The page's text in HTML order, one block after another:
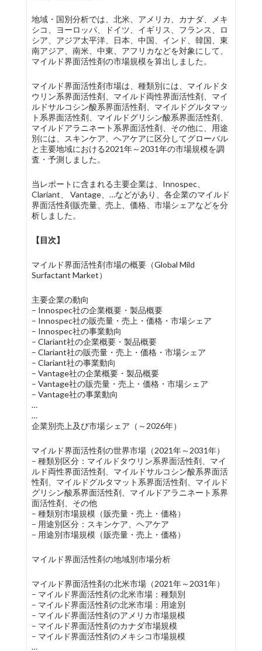
地域・国別分析では、北米、アメリカ、カナダ、メキ
シコ、ヨーロッパ、ドイツ、イギリス、フランス、ロ
シア、アジア太平洋、日本、中国、インド、韓国、東
南アジア、南米、中東、アフリカなどを対象にして、
マイルド界面活性剤の市場規模を算出しました。
マイルド界面活性剤市場は、種類別には、マイルドタ
ウリン系界面活性剤、マイルド両性界面活性剤、マイ
ルドサルコシン酸系界面活性剤、マイルドグルタマッ
ト系界面活性剤、マイルドグリシン酸系界面活性剤、
マイルドアラニネート系界面活性剤、その他に、用途
別には、スキンケア、ヘアケアに区分してグローバル
と主要地域における2021年～2031年の市場規模を調
査・予測しました。
当レポートに含まれる主要企業は、Innospec、
Clariant、 Vantage、…などがあり、各企業のマイルド
界面活性剤販売量、売上、価格、市場シェアなどを分
析しました。
【目次】
マイルド界面活性剤市場の概要（Global Mild
Surfactant Market）
主要企業の動向
– Innospec社の企業概要・製品概要
– Innospec社の販売量・売上・価格・市場シェア
– Innospec社の事業動向
– Clariant社の企業概要・製品概要
– Clariant社の販売量・売上・価格・市場シェア
– Clariant社の事業動向
– Vantage社の企業概要・製品概要
– Vantage社の販売量・売上・価格・市場シェア
– Vantage社の事業動向
…
…
企業別売上及び市場シェア（～2026年）
マイルド界面活性剤の世界市場（2021年～2031年）
– 種類別区分：マイルドタウリン系界面活性剤、マイ
ルド両性界面活性剤、マイルドサルコシン酸系界面活
性剤、マイルドグルタマット系界面活性剤、マイルド
グリシン酸系界面活性剤、マイルドアラニネート系界
面活性剤、その他
– 種類別市場規模（販売量・売上・価格）
– 用途別区分：スキンケア、ヘアケア
– 用途別市場規模（販売量・売上・価格）
マイルド界面活性剤の地域別市場分析
マイルド界面活性剤の北米市場（2021年～2031年）
– マイルド界面活性剤の北米市場：種類別
– マイルド界面活性剤の北米市場：用途別
– マイルド界面活性剤のアメリカ市場規模
– マイルド界面活性剤のカナダ市場規模
– マイルド界面活性剤のメキシコ市場規模
…